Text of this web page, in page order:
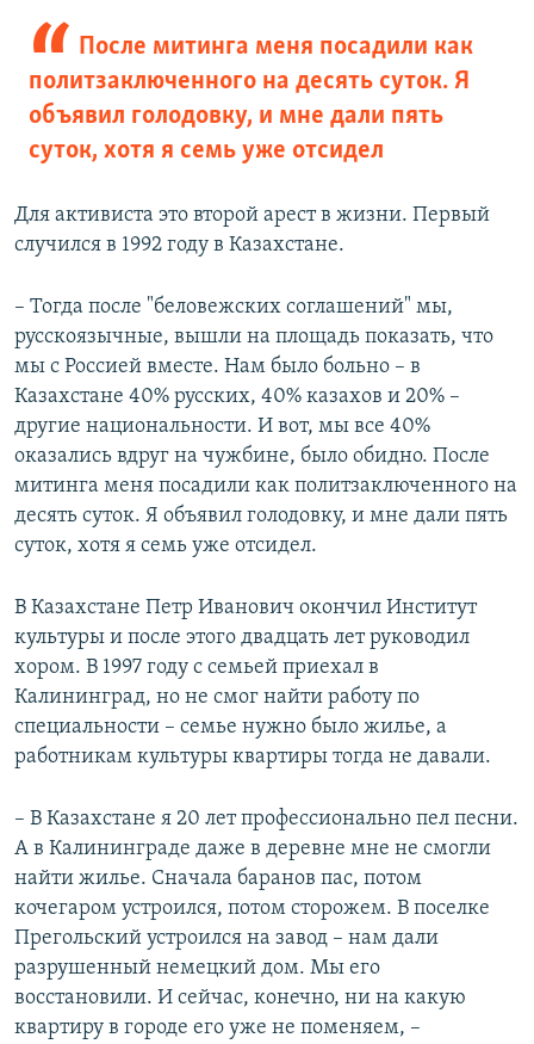
После митинга меня посадили как
политзаключенного на десять суток. Я
объявил голодовку, и мне дали пять
суток, хотя я семь уже отсидел
Для активиста это второй арест в жизни. Первый
случился в 1992 году в Казахстане.
– Тогда после "беловежских соглашений" мы,
русскоязычные, вышли на площадь показать, что
мы с Россией вместе. Нам было больно – в
Казахстане 40% русских, 40% казахов и 20% –
другие национальности. И вот, мы все 40%
оказались вдруг на чужбине, было обидно. После
митинга меня посадили как политзаключенного на
десять суток. Я объявил голодовку, и мне дали пять
суток, хотя я семь уже отсидел.
В Казахстане Петр Иванович окончил Институт
культуры и после этого двадцать лет руководил
хором. В 1997 году с семьей приехал в
Калининград, но не смог найти работу по
специальности – семье нужно было жилье, а
работникам культуры квартиры тогда не давали.
– В Казахстане я 20 лет профессионально пел песни.
А в Калининграде даже в деревне мне не смогли
найти жилье. Сначала баранов пас, потом
кочегаром устроился, потом сторожем. В поселке
Прегольский устроился на завод – нам дали
разрушенный немецкий дом. Мы его
восстановили. И сейчас, конечно, ни на какую
квартиру в городе его уже не поменяем, –